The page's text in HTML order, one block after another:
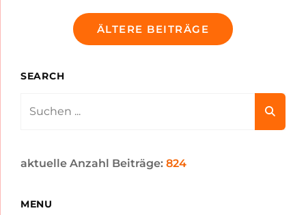
Beitragsnavigation
ÄLTERE BEITRÄGE
SEARCH
aktuelle Anzahl Beiträge: 824
MENU